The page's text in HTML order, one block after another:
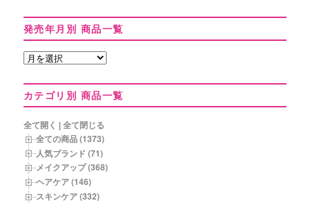
発売年月別 商品一覧
発
年
月
別
商
品
一
覧
カテゴリ別 商品一覧
全て開く |全て閉じる
全ての商品 (1373)
人気ブランド (71)
メイクアップ (368)
ヘアケア (146)
スキンケア (332)